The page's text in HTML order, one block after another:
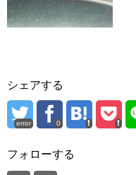
シェアする
error 0
フォローする